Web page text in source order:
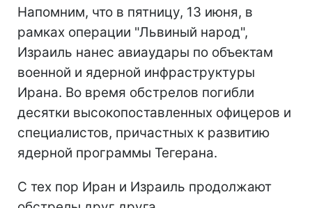
Напомним, что в пятницу, 13 июня, в
рамках операции "Львиный народ",
Израиль нанес авиаудары по объектам
военной и ядерной инфраструктуры
Ирана. Во время обстрелов погибли
десятки высокопоставленных офицеров и
специалистов, причастных к развитию
ядерной программы Тегерана.
С тех пор Иран и Израиль продолжают